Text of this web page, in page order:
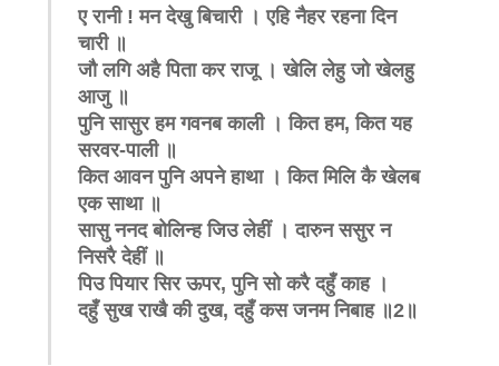
ए रानी!मन देखु बिचारी । एहि नैहर रहना दिन
चारी ॥
जौ लगि अहै पिता कर राजू । खेलि लेहु जो खेलहु
आजु ॥
पुनि सासुर हम गवनब काली । कित हम,कित यह
सरवर-पाली ॥
कित आवन पुनि अपने हाथा । कित मिलि कै खेलब
एक साथा ॥
सासु ननद बोलिन्ह जिउ लेहीं । दारुन ससुर न
निसरै देहीं ॥
पिउ पियार सिर ऊपर,पुनि सो करै दहुँ काह ।
दहुँ सुख राखै की दुख,दहुँ कस जनम निबाह ॥2 ॥